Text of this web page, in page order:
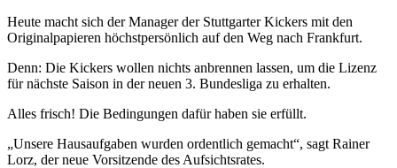
Heute macht sich der Manager der Stuttgarter Kickers mit den
Originalpapieren höchstpersönlich auf den Weg nach Frankfurt.
Denn: Die Kickers wollen nichts anbrennen lassen, um die Lizenz
für nächste Saison in der neuen 3. Bundesliga zu erhalten.
Alles frisch! Die Bedingungen dafür haben sie erfüllt.
„Unsere Hausaufgaben wurden ordentlich gemacht“, sagt Rainer
Lorz, der neue Vorsitzende des Aufsichtsrates.